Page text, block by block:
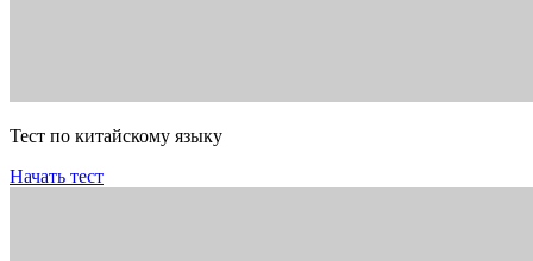
Тест по китайскому языку
Начать тест